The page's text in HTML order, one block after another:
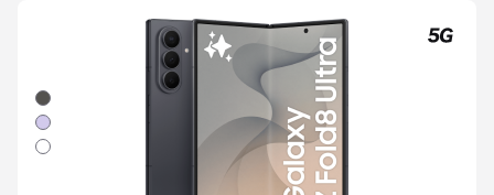
Graphite
Violet
Blanc